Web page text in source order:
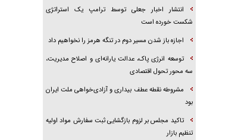
بگنجد!
برابر یورش به پاسگاه‌های پلیس
تحلیل ابعاد پیام رهبر انقلاب به حزب‌الله/ مقاومت
نقشه راه آینده غرب آسیا
انتشار اخبار جعلی توسط ترامپ یک استراتژی
شکست خورده است
اجازه باز شدن مسیر دوم در تنگه هرمز را نخواهیم داد
توسعه انرژی پاک، عدالت یارانه‌ای و اصلاح مدیریت،
سه محور تحول اقتصادی
مشروطه نقطه عطف بیداری و آزادی‌خواهی ملت ایران
بود
تاکید مجلس بر لزوم بازگشایی ثبت سفارش مواد اولیه
تنظیم بازار